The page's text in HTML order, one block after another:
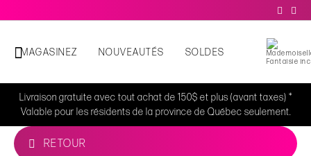
MAGASINEZ NOUVEAUTÉS SOLDES
Livraison gratuite avec tout achat de 150$ et plus (avant taxes) *
Valable pour les résidents de la province de Québec seulement.
RETOUR